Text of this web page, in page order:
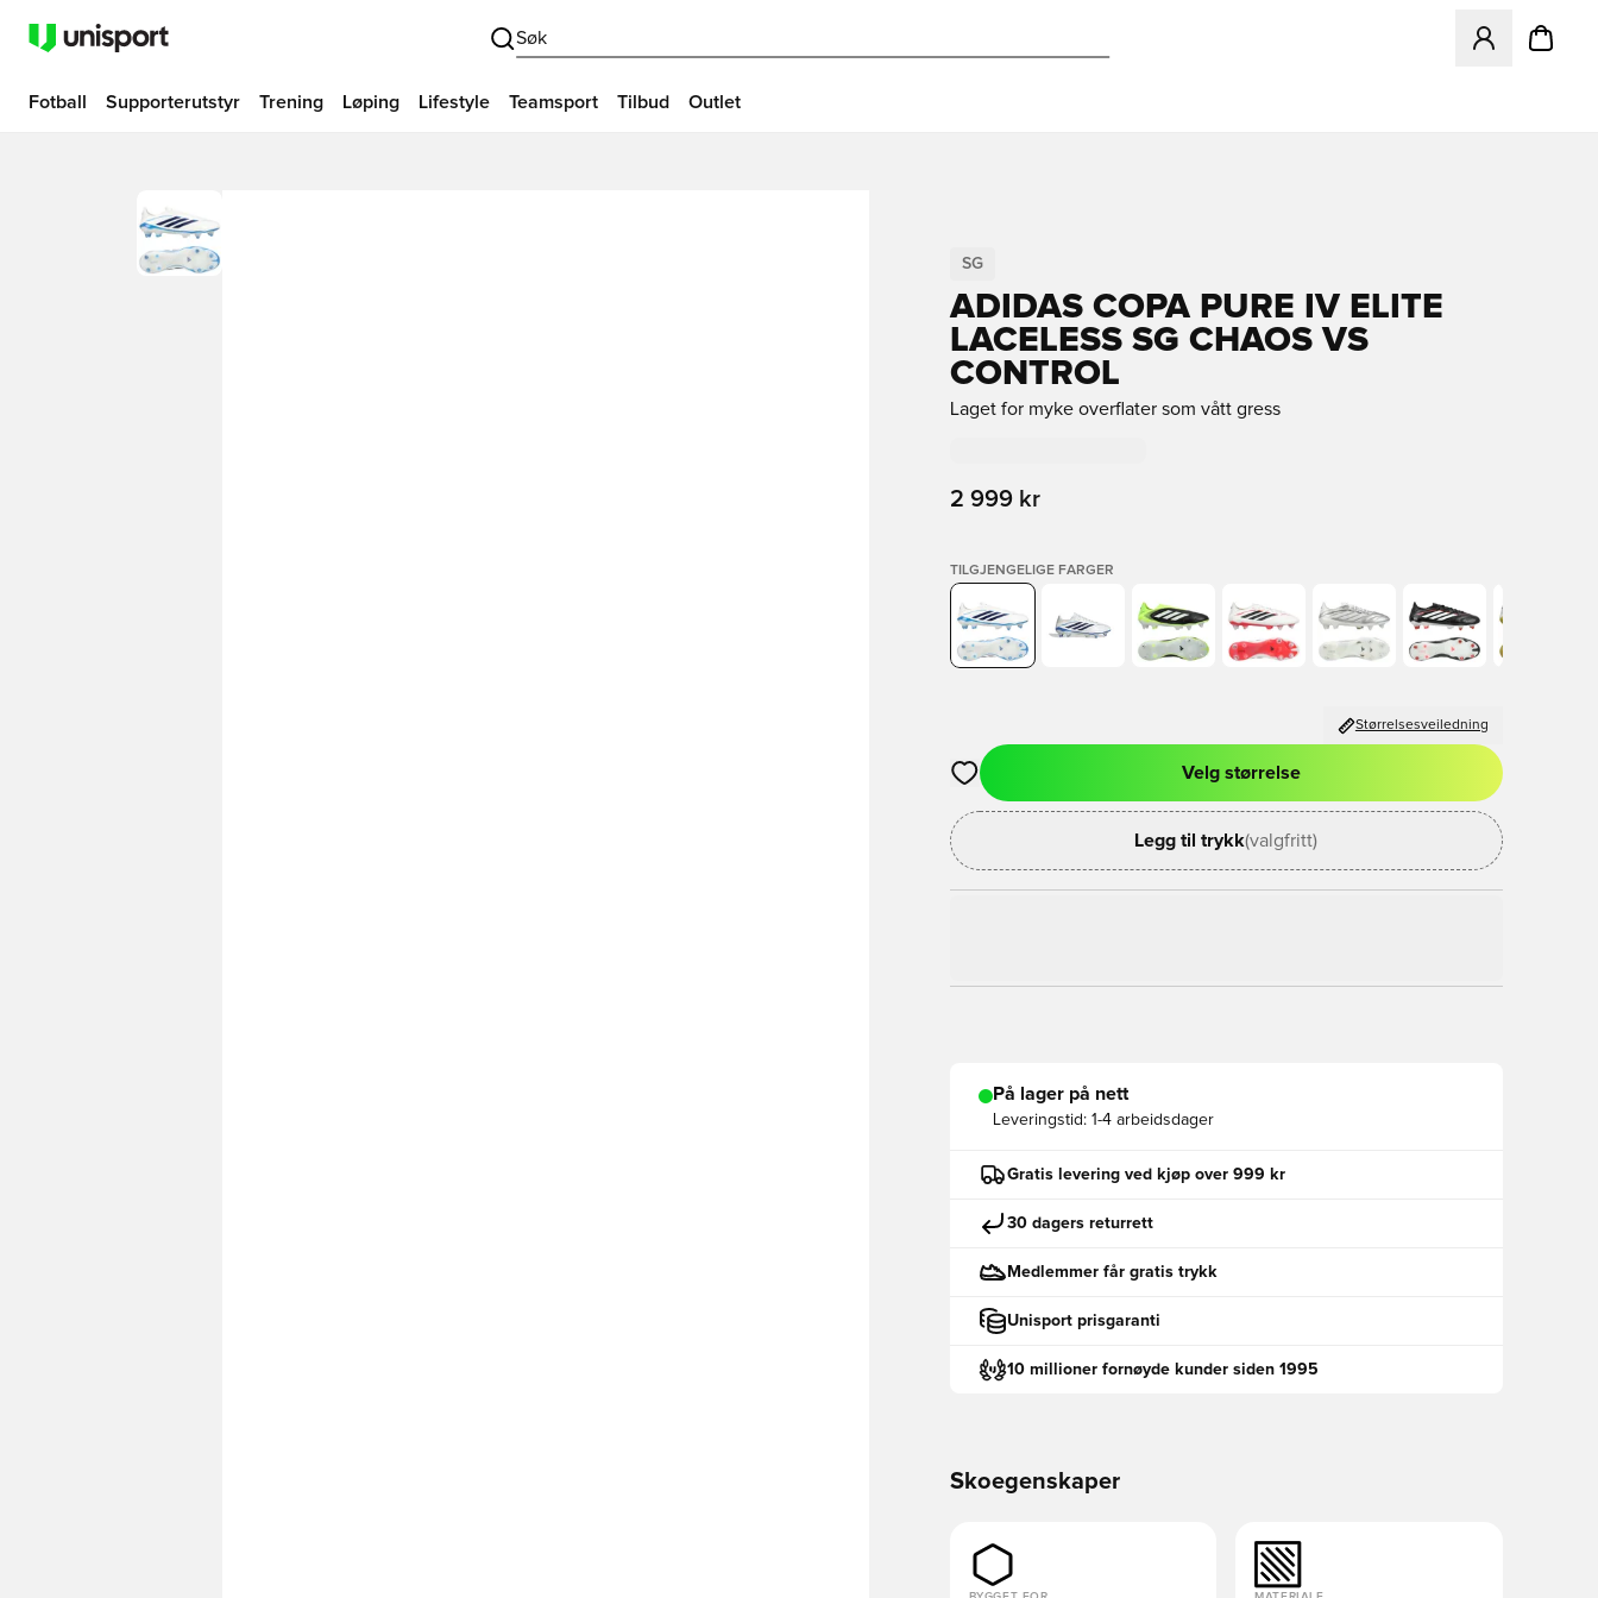
Søk
Åpner en
Fotball Supporterutstyr Trening Løping Lifestyle Teamsport Tilbud Outlet
SG
ADIDAS COPA PURE IV ELITE
LACELESS SG CHAOS VS
CONTROL
Laget for myke overflater som vått gress
2 999 kr
TILGJENGELIGE FARGER
Størrelsesveiledning
Åpner en Modal for å logge inn eller registrere deg som medlem
Velg størrelse
Legg til trykk(valgfritt)
På lager på nett
Leveringstid: 1-4 arbeidsdager
Gratis levering ved kjøp over 999 kr
30 dagers returrett
Medlemmer får gratis trykk
Unisport prisgaranti
10 millioner fornøyde kunder siden 1995
Skoegenskaper